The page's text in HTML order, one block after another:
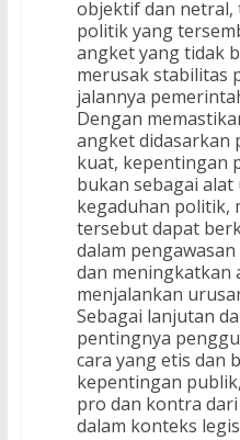
objektif dan netral,
politik yang
angket yang tidak
merusak stabilitas
jalannya
Dengan
angket didasarkan
kuat, kepentingan
bukan sebagai
kegaduhan politik,
tersebut dapat
dalam
dan meningkatkan
menjalankan
Sebagai lanjutan
pentingnya
cara yang etis dan
kepentingan
pro dan kontra
dalam konteks